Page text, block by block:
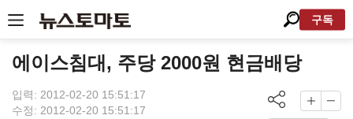
구독
에이스침대, 주당 2000원 현금배당
입력: 2012-02-20 15:51:17
수정: 2012-02-20 15:51:17